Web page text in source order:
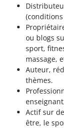
ou blogs
sport,
massage,
Auteur,
thèmes.
Actif sur
être, le